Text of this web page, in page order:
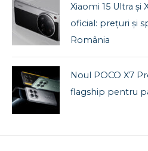
Xiaomi 15 Ultra și
oficial: prețuri și
România
Noul POCO X7
flagship pentru